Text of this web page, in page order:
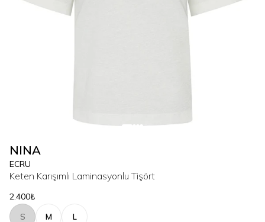
NINA
ECRU
Keten Karışımlı Laminasyonlu Tişört
2.400₺
S M L